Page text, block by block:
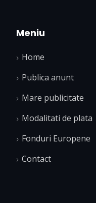
Meniu
Home
Publica anunt
Mare publicitate
Modalitati de plata
Fonduri Europene
Contact